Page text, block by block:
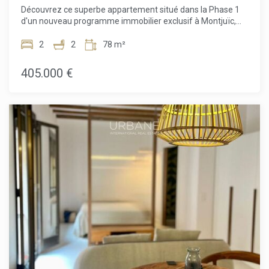
Découvrez ce superbe appartement situé dans la Phase 1
d'un nouveau programme immobilier exclusif à Montjuïc,
Barcelone. Situé au 3e étage, ce logement soigneusement
complété par un balcon privé où vous pourrez profiter de
l'air frais et de vues dégagées.L'appartement dispose de 2
ceux qui recherchent un espace polyvalent pour le
télétravail. La distribution est pensée pour maximiser la
lumière et la fonctionnalité, créant une atmosphère
lumineuse et accueillante.Les résidents de la résidence
bénéficient d'équipements communs exceptionnels,
notamment d'une spectaculaire terrasse sur le toit avec
piscine et d'une salle de sport entièrement équipée, l'endroit
idéal pour se détendre, rencontrer d'autres résidents ou
rester actif tout en profitant d'une vue panoramique sur la
ville. Une place de parking en option est également
disponible.Situé au cœur de Montjuïc, l'emplacement offre
un mélange unique de nature, de culture et de confort
urbain. Entre parcs verdoyants, monuments historiques et
accès rapides au centre-ville et au front de mer, c'est l'un
2 2 78 m²
405.000 €